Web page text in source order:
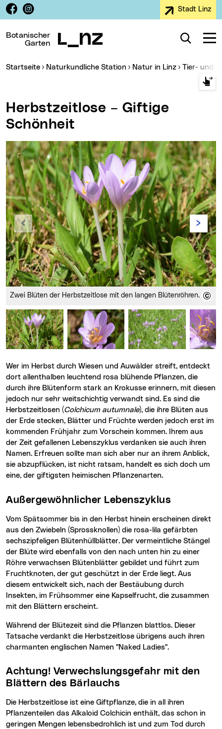
Zur Navigation
Zum Inhalt
Zur Suche
Facebook
Instagram Stadt Linz
Botanischer
Garten
Suche
Sie sind hier:
Startseite Naturkundliche Station Natur in Linz Tier- und
Herbstzeitlose – Giftige
Schönheit
Zwei Blüten der Herbstzeitlose mit den langen Blütenröhren.
Zurück Vor
Wer im Herbst durch Wiesen und Auwälder streift, entdeckt
dort allenthalben leuchtend rosa blühende Pflanzen, die
durch ihre Blütenform stark an Krokusse erinnern, mit diesen
jedoch nur sehr weitschichtig verwandt sind. Es sind die
Herbstzeitlosen (Colchicum autumnale), die ihre Blüten aus
der Erde stecken, Blätter und Früchte werden jedoch erst im
kommenden Frühjahr zum Vorschein kommen. Ihrem aus
der Zeit gefallenen Lebenszyklus verdanken sie auch ihren
Namen. Erfreuen sollte man sich aber nur an ihrem Anblick,
sie abzupflücken, ist nicht ratsam, handelt es sich doch um
eine, der giftigsten heimischen Pflanzenarten.
Außergewöhnlicher Lebenszyklus
Vom Spätsommer bis in den Herbst hinein erscheinen direkt
aus den Zwiebeln (Sprossknollen) die rosa-lila gefärbten
sechszipfeligen Blütenhüllblätter. Der vermeintliche Stängel
der Blüte wird ebenfalls von den nach unten hin zu einer
Röhre verwachsen Blütenblätter gebildet und führt zum
Fruchtknoten, der gut geschützt in der Erde liegt. Aus
diesem entwickelt sich, nach der Bestäubung durch
Insekten, im Frühsommer eine Kapselfrucht, die zusammen
mit den Blättern erscheint.
Während der Blütezeit sind die Pflanzen blattlos. Dieser
Tatsache verdankt die Herbstzeitlose übrigens auch ihren
charmanten englischen Namen "Naked Ladies".
Achtung! Verwechslungsgefahr mit den
Blättern des Bärlauchs
Die Herbstzeitlose ist eine Giftpflanze, die in all ihren
Pflanzenteilen das Alkaloid Colchicin enthält, das schon in
geringen Mengen lebensbedrohlich ist und zum Tod durch